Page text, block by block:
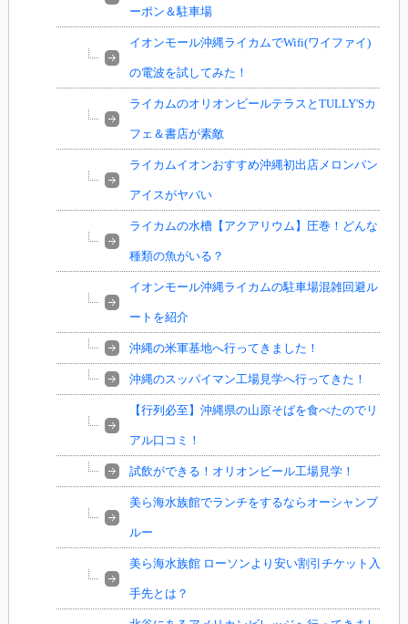
ーポン＆駐車場
イオンモール沖縄ライカムでWifi(ワイファイ)
の電波を試してみた！
ライカムのオリオンビールテラスとTULLY'Sカ
フェ＆書店が素敵
ライカムイオンおすすめ沖縄初出店メロンパン
アイスがヤバい
ライカムの水槽【アクアリウム】圧巻！どんな
種類の魚がいる？
イオンモール沖縄ライカムの駐車場混雑回避ル
ートを紹介
沖縄の米軍基地へ行ってきました！
沖縄のスッパイマン工場見学へ行ってきた！
【行列必至】沖縄県の山原そばを食べたのでリ
アル口コミ！
試飲ができる！オリオンビール工場見学！
美ら海水族館でランチをするならオーシャンブ
ルー
美ら海水族館 ローソンより安い割引チケット入
手先とは？